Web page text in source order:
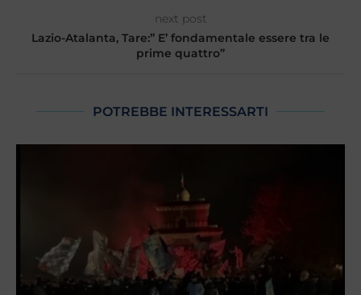
next post
Lazio-Atalanta, Tare:” E’ fondamentale essere tra le
prime quattro”
POTREBBE INTERESSARTI